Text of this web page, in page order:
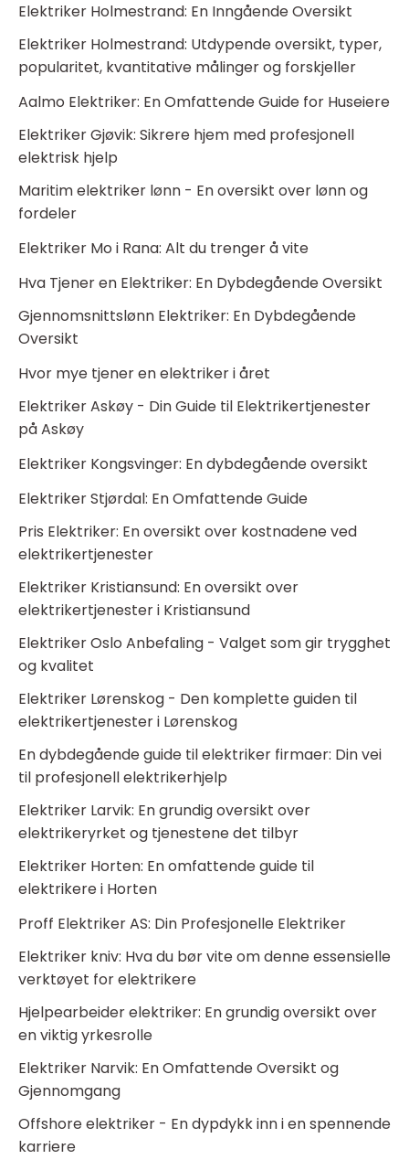
Elektriker Holmestrand: En Inngående Oversikt
Elektriker Holmestrand: Utdypende oversikt, typer,
popularitet, kvantitative målinger og forskjeller
Aalmo Elektriker: En Omfattende Guide for Huseiere
Elektriker Gjøvik: Sikrere hjem med profesjonell
elektrisk hjelp
Maritim elektriker lønn - En oversikt over lønn og
fordeler
Elektriker Mo i Rana: Alt du trenger å vite
Hva Tjener en Elektriker: En Dybdegående Oversikt
Gjennomsnittslønn Elektriker: En Dybdegående
Oversikt
Hvor mye tjener en elektriker i året
Elektriker Askøy - Din Guide til Elektrikertjenester
på Askøy
Elektriker Kongsvinger: En dybdegående oversikt
Elektriker Stjørdal: En Omfattende Guide
Pris Elektriker: En oversikt over kostnadene ved
elektrikertjenester
Elektriker Kristiansund: En oversikt over
elektrikertjenester i Kristiansund
Elektriker Oslo Anbefaling - Valget som gir trygghet
og kvalitet
Elektriker Lørenskog - Den komplette guiden til
elektrikertjenester i Lørenskog
En dybdegående guide til elektriker firmaer: Din vei
til profesjonell elektrikerhjelp
Elektriker Larvik: En grundig oversikt over
elektrikeryrket og tjenestene det tilbyr
Elektriker Horten: En omfattende guide til
elektrikere i Horten
Proff Elektriker AS: Din Profesjonelle Elektriker
Elektriker kniv: Hva du bør vite om denne essensielle
verktøyet for elektrikere
Hjelpearbeider elektriker: En grundig oversikt over
en viktig yrkesrolle
Elektriker Narvik: En Omfattende Oversikt og
Gjennomgang
Offshore elektriker - En dypdykk inn i en spennende
karriere